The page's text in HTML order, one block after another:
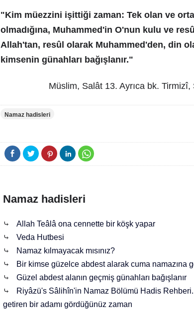
"Kim müezzini işittiği zaman: Tek olan ve
olmadığına, Muhammed'in O'nun kulu ve
Allah'tan, resûl olarak Muhammed'den, din
kimsenin günahları bağışlanır."
Müslim, Salât 13. Ayrıca bk.
Namaz hadisleri
Namaz hadisleri
⤷
Allah Teâlâ ona cennette bir köşk yapar
⤷
Veda Hutbesi
⤷
Namaz kılmayacak mısınız?
⤷
Bir kimse güzelce abdest alarak cuma namazına
⤷
Güzel abdest alanın geçmiş günahları bağışlanır
⤷
Riyâzü's Sâlihîn'in Namaz Bölümü Hadis
getiren bir adamı gördüğünüz zaman